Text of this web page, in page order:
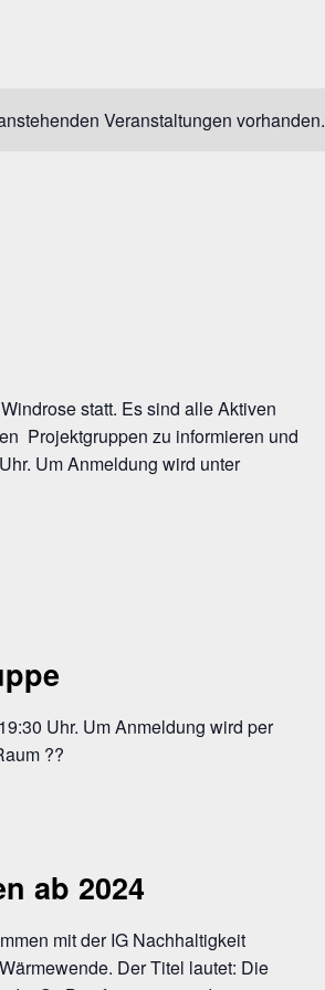
Veranstaltungen vorhanden.
statt. Es sind alle Aktiven
Projektgruppen zu informieren und
Um Anmeldung wird unter
Uhr. Um Anmeldung wird per
??
ab 2024
mit der IG Nachhaltigkeit
Der Titel lautet: Die